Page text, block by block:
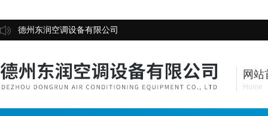
德州东润空调设备有限公司
网站
Home